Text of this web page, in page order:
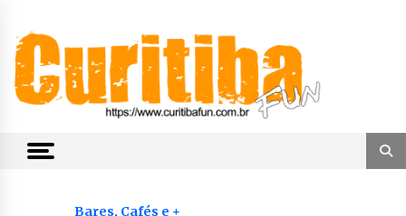
content
CuritibaFun
Bares, Cafés e +